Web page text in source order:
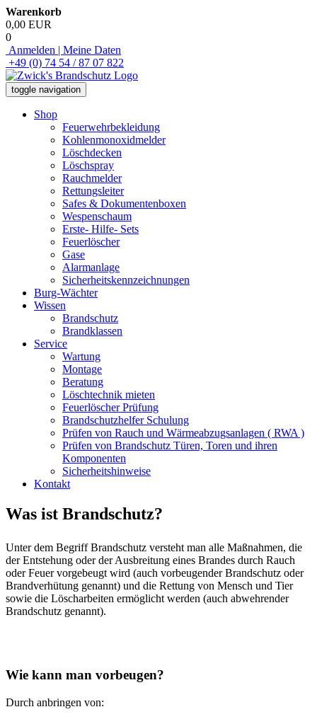
Warenkorb
0,00 EUR
0
Anmelden | Meine Daten
+49 (0) 74 54 / 87 07 822
toggle navigation
Shop
Feuerwehrbekleidung
Kohlenmonoxidmelder
Löschdecken
Löschspray
Rauchmelder
Rettungsleiter
Safes & Dokumentenboxen
Wespenschaum
Erste- Hilfe- Sets
Feuerlöscher
Gase
Alarmanlage
Sicherheitskennzeichnungen
Burg-Wächter
Wissen
Brandschutz
Brandklassen
Service
Wartung
Montage
Beratung
Löschtechnik mieten
Feuerlöscher Prüfung
Brandschutzhelfer Schulung
Prüfen von Rauch und Wärmeabzugsanlagen ( RWA )
Prüfen von Brandschutz Türen, Toren und ihren
Komponenten
Sicherheitshinweise
Kontakt
Was ist Brandschutz?
Unter dem Begriff Brandschutz versteht man alle Maßnahmen, die
der Entstehung oder der Ausbreitung eines Brandes durch Rauch
oder Feuer vorgebeugt wird (auch vorbeugender Brandschutz oder
Brandverhütung genannt) und die Rettung von Mensch und Tier
sowie die Löscharbeiten ermöglicht werden (auch abwehrender
Brandschutz genannt).
Wie kann man vorbeugen?
Durch anbringen von: